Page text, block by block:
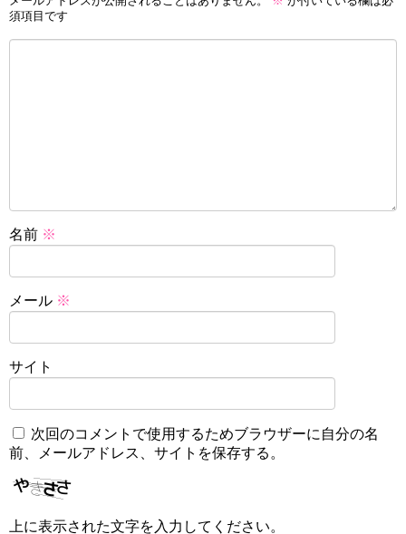
須項目です
名前 ※
メール ※
サイト
次回のコメントで使用するためブラウザーに自分の名
前、メールアドレス、サイトを保存する。
上に表示された文字を入力してください。